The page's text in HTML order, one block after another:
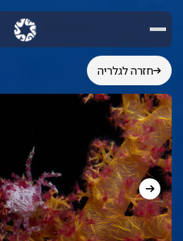
חזרה לגלריה